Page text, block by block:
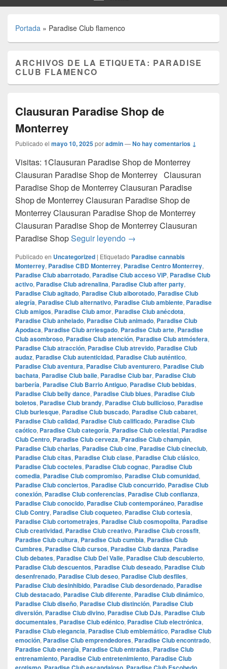
Portada » Paradise Club flamenco
ARCHIVOS DE LA ETIQUETA: PARADISE
CLUB FLAMENCO
Clausuran Paradise Shop de
Monterrey
Publicado el mayo 10, 2025poradmin—No hay comentarios ↓
Visitas: 1Clausuran Paradise Shop de Monterrey
Clausuran Paradise Shop de Monterrey Clausuran
Paradise Shop de Monterrey Clausuran Paradise
Shop de Monterrey Clausuran Paradise Shop de
Monterrey Clausuran Paradise Shop de Monterrey
Clausuran Paradise Shop de Monterrey Clausuran
Paradise ShopSeguir leyendo Clausuran Paradise Shop
→
Publicado en Uncategorized | Etiquetado Paradise cannabis
Monterrey, Paradise CBD Monterrey, Paradise Centro Monterrey,
Paradise Club abarrotado, Paradise Club acceso VIP, Paradise Club
activo, Paradise Club adrenalina, Paradise Club after party,
Paradise Club agitado, Paradise Club alborotado, Paradise Club
alegría, Paradise Club alternativo, Paradise Club ambiente, Paradise
Club amigos, Paradise Club amor, Paradise Club anécdota,
Paradise Club anhelado, Paradise Club animado, Paradise Club
Apodaca, Paradise Club arriesgado, Paradise Club arte, Paradise
Club asombroso, Paradise Club atención, Paradise Club atmósfera,
Paradise Club atracción, Paradise Club atrevido, Paradise Club
audaz, Paradise Club autenticidad, Paradise Club auténtico,
Paradise Club aventura, Paradise Club aventurero, Paradise Club
bachata, Paradise Club baile, Paradise Club bar, Paradise Club
barbería, Paradise Club Barrio Antiguo, Paradise Club bebidas,
Paradise Club belly dance, Paradise Club blues, Paradise Club
boletos, Paradise Club brandy, Paradise Club bullicioso, Paradise
Club burlesque, Paradise Club buscado, Paradise Club cabaret,
Paradise Club calidad, Paradise Club calificado, Paradise Club
caótico, Paradise Club categoría, Paradise Club celestial, Paradise
Club Centro, Paradise Club cerveza, Paradise Club champán,
Paradise Club charlas, Paradise Club cine, Paradise Club cineclub,
Paradise Club citas, Paradise Club clase, Paradise Club clásico,
Paradise Club cocteles, Paradise Club cognac, Paradise Club
comedia, Paradise Club compromiso, Paradise Club comunidad,
Paradise Club conciertos, Paradise Club concurrido, Paradise Club
conexión, Paradise Club conferencias, Paradise Club confianza,
Paradise Club conocido, Paradise Club contemporáneo, Paradise
Club Contry, Paradise Club coqueteo, Paradise Club cortesía,
Paradise Club cortometrajes, Paradise Club cosmopolita, Paradise
Club creatividad, Paradise Club creativo, Paradise Club crossfit,
Paradise Club cultura, Paradise Club cumbia, Paradise Club
Cumbres, Paradise Club cursos, Paradise Club danza, Paradise
Club debates, Paradise Club Del Valle, Paradise Club descubierto,
Paradise Club descuentos, Paradise Club deseado, Paradise Club
desenfrenado, Paradise Club deseo, Paradise Club desfiles,
Paradise Club desinhibido, Paradise Club desordenado, Paradise
Club destacado, Paradise Club diferente, Paradise Club dinámico,
Paradise Club diseño, Paradise Club distinción, Paradise Club
diversión, Paradise Club divino, Paradise Club DJs, Paradise Club
documentales, Paradise Club edénico, Paradise Club electrónica,
Paradise Club elegancia, Paradise Club emblemático, Paradise Club
emoción, Paradise Club emprendedores, Paradise Club encontrado,
Paradise Club energía, Paradise Club entradas, Paradise Club
entrenamiento, Paradise Club entretenimiento, Paradise Club